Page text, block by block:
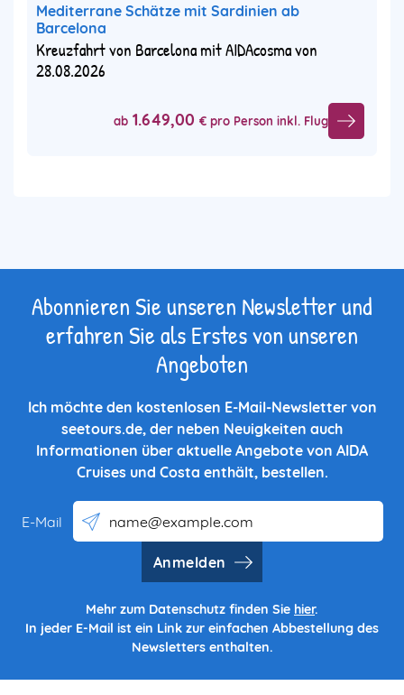
Mediterrane Schätze mit Sardinien ab
Barcelona
Kreuzfahrt von Barcelona mit AIDAcosma von
28.08.2026
ab 1.649,00 € pro Person inkl. Flug
Abonnieren Sie unseren Newsletter und
erfahren Sie als Erstes von unseren
Angeboten
Ich möchte den kostenlosen E-Mail-Newsletter von
seetours.de, der neben Neuigkeiten auch
Informationen über aktuelle Angebote von AIDA
Cruises und Costa enthält, bestellen.
E-Mail
Anmelden
Mehr zum Datenschutz finden Sie hier.
In jeder E-Mail ist ein Link zur einfachen Abbestellung des
Newsletters enthalten.